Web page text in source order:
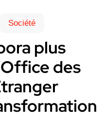
Société
plus
des